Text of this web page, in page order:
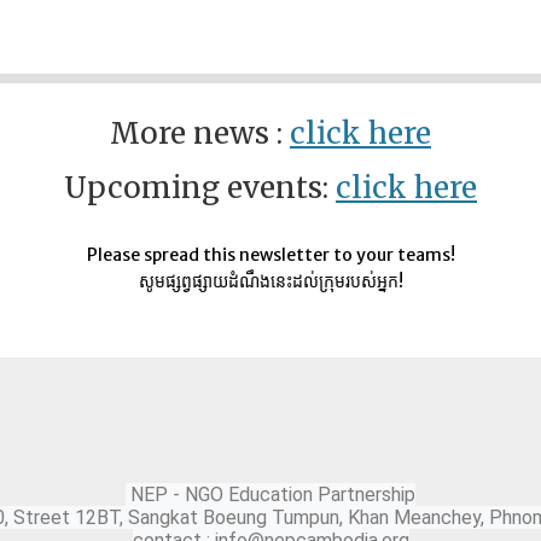
More news : click here
Upcoming events: click here
Please spread this newsletter to your teams!
សូមផ្សព្វផ្សាយដំណឹងនេះដល់ក្រុមរបស់អ្នក!
NEP - NGO Education Partnership
Street 12BT, Sangkat Boeung Tumpun, Khan Meanchey,